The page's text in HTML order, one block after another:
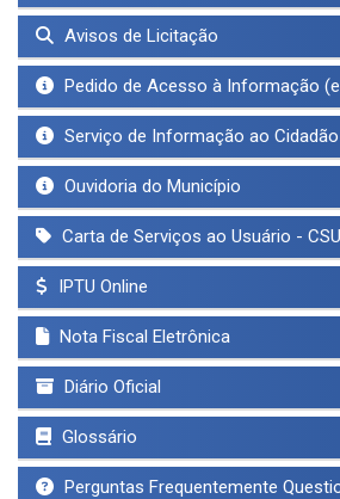
Avisos de Licitação
Pedido de Acesso à Informação
Serviço de Informação ao Cidadão
Ouvidoria do Município
Carta de Serviços ao Usuário - CSU
IPTU Online
Nota Fiscal Eletrônica
Diário Oficial
Glossário
Perguntas Frequentemente